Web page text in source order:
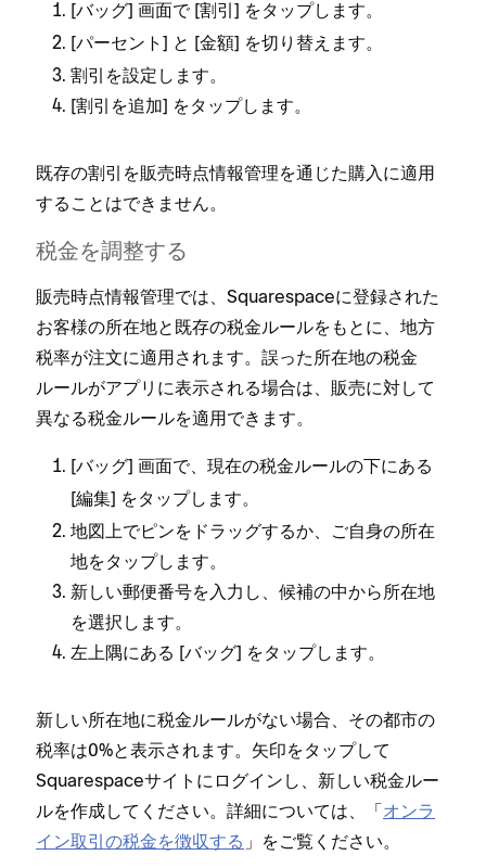
[⁠バ⁠ッグ⁠] 画面で [⁠割引 ⁠] をタ⁠ップします⁠。
[⁠パ⁠ーセント ⁠] と [⁠金額⁠] を切り替えます⁠。
割引を設定します⁠。
[⁠割引を追加⁠] をタ⁠ップします⁠。
既存の割引を販売時点情報管理を通じた購入に適用
することはできません⁠。
税金を調整する
販売時点情報管理では⁠、Squarespaceに登録された
お客様の所在地と既存の税金ル⁠ールをもとに⁠、地方
税率が注文に適用されます⁠。誤⁠った所在地の税金
ル⁠ールがアプリに表示される場合は⁠、販売に対して
異なる税金ル⁠ールを適用できます⁠。
[⁠バ⁠ッグ⁠] 画面で⁠、現在の税金ル⁠ールの下にある
[⁠編集⁠] をタ⁠ップします⁠。
地図上でピンをドラ⁠ッグするか⁠、ご自身の所在
地をタ⁠ップします⁠。
新しい郵便番号を入力し⁠、候補の中から所在地
を選択します⁠。
左上隅にある [⁠バ⁠ッグ⁠] をタ⁠ップします⁠。
新しい所在地に税金ル⁠ールがない場合⁠、その都市の
税率は0⁠%と表示されます⁠。矢印をタ⁠ップして
Squarespaceサイトにログインし⁠、新しい税金ル⁠ー
ルを作成してください⁠。詳細については⁠、「⁠オンラ
イン取引の税金を徴収する ⁠」をご覧ください⁠。